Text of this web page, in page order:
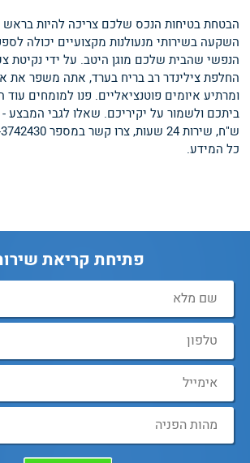
הבטחת בטיחות הנכס שלכם צריכה להיות בראש
השקעה בשירותי מנעולנות מקצועיים יכולה
הנפשי שהבית שלכם מוגן היטב. על ידי נקיטת
החלפת צילינדר רב בריח בערד, אתה משפר את
ומרתיע איומים פוטנציאליים. פנו למומחים
כל המידע.
פתיחת קריאת